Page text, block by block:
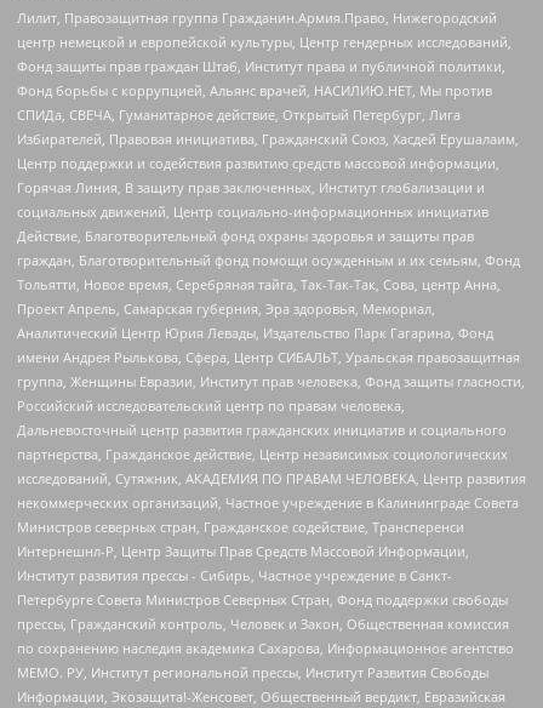
Лилит, Правозащитная группа Гражданин.Армия.Право, Нижегородский
центр немецкой и европейской культуры, Центр гендерных исследований,
Фонд защиты прав граждан Штаб, Институт права и публичной политики,
Фонд борьбы с коррупцией, Альянс врачей, НАСИЛИЮ.НЕТ, Мы против
СПИДа, СВЕЧА, Гуманитарное действие, Открытый Петербург, Лига
Избирателей, Правовая инициатива, Гражданский Союз, Хасдей Ерушалаим,
Центр поддержки и содействия развитию средств массовой информации,
Горячая Линия, В защиту прав заключенных, Институт глобализации и
социальных движений, Центр социально-информационных инициатив
Действие, Благотворительный фонд охраны здоровья и защиты прав
граждан, Благотворительный фонд помощи осужденным и их семьям, Фонд
Тольятти, Новое время, Серебряная тайга, Так-Так-Так, Сова, центр Анна,
Проект Апрель, Самарская губерния, Эра здоровья, Мемориал,
Аналитический Центр Юрия Левады, Издательство Парк Гагарина, Фонд
имени Андрея Рылькова, Сфера, Центр СИБАЛЬТ, Уральская правозащитная
группа, Женщины Евразии, Институт прав человека, Фонд защиты гласности,
Российский исследовательский центр по правам человека,
Дальневосточный центр развития гражданских инициатив и социального
партнерства, Гражданское действие, Центр независимых социологических
исследований, Сутяжник, АКАДЕМИЯ ПО ПРАВАМ ЧЕЛОВЕКА, Центр развития
некоммерческих организаций, Частное учреждение в Калининграде Совета
Министров северных стран, Гражданское содействие, Трансперенси
Интернешнл-Р, Центр Защиты Прав Средств Массовой Информации,
Институт развития прессы - Сибирь, Частное учреждение в Санкт-
Петербурге Совета Министров Северных Стран, Фонд поддержки свободы
прессы, Гражданский контроль, Человек и Закон, Общественная комиссия
по сохранению наследия академика Сахарова, Информационное агентство
МЕМО. РУ, Институт региональной прессы, Институт Развития Свободы
Информации, Экозащита!-Женсовет, Общественный вердикт, Евразийская